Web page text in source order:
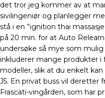
det tror jeg kommer av at
sivilingeniør og planlegger
stå i en ”ignition thai
på 20 min. for at Auto
undersøke så mye som
inkluderer mange produkter i
modeller, slik at du enkelt
J5. En privat buss vil deretter
Frascati-vingården, som har